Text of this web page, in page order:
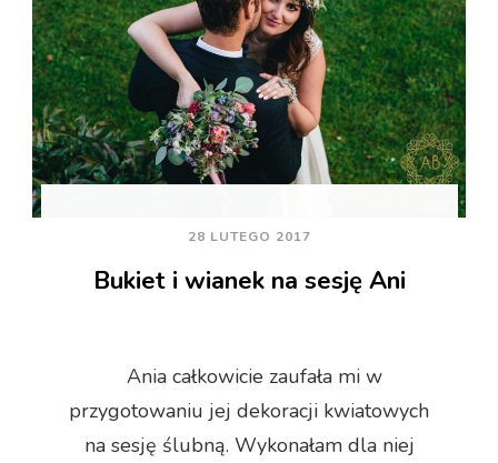
28 LUTEGO 2017
Bukiet i wianek na sesję Ani
Ania całkowicie zaufała mi w
przygotowaniu jej dekoracji kwiatowych
na sesję ślubną. Wykonałam dla niej